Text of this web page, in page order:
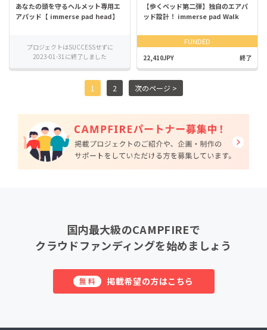
あなたの頭を守るヘルメット専⽤エ
アパッド【 immerse pad head】
プロジェクトはSUCCESSせずに
2023-01-31に終了しました
【歩くベッド第二弾】独⾃のエアパ
ッド設計！ immerse pad Walk
FUNDED
22,410JPY 終了
1 2 次のページ >
国内最大級のCAMPFIREで
クラウドファンディングを始めましょう
無料 掲載希望の方はこちら